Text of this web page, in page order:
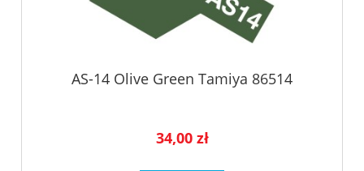
AS-14 Olive Green Tamiya 86514
34,00 zł